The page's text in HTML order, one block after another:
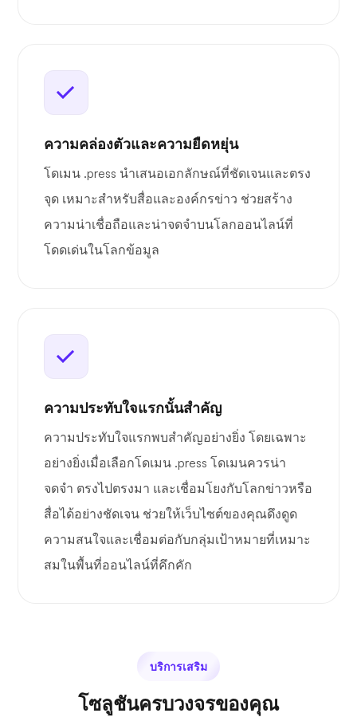
ความคล่องตัวและความยืดหยุ่น
โดเมน .press นำเสนอเอกลักษณ์ที่ชัดเจนและตรง
จุด เหมาะสำหรับสื่อและองค์กรข่าว ช่วยสร้าง
ความน่าเชื่อถือและน่าจดจำบนโลกออนไลน์ที่
โดดเด่นในโลกข้อมูล
ความประทับใจแรกนั้นสำคัญ
ความประทับใจแรกพบสำคัญอย่างยิ่ง โดยเฉพาะ
อย่างยิ่งเมื่อเลือกโดเมน .press โดเมนควรน่า
จดจำ ตรงไปตรงมา และเชื่อมโยงกับโลกข่าวหรือ
สื่อได้อย่างชัดเจน ช่วยให้เว็บไซต์ของคุณดึงดูด
ความสนใจและเชื่อมต่อกับกลุ่มเป้าหมายที่เหมาะ
สมในพื้นที่ออนไลน์ที่คึกคัก
บริการเสริม
โซลูชันครบวงจรของคุณ